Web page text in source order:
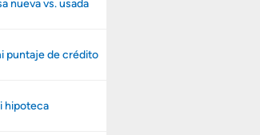
nueva vs. usada
puntaje de crédito
hipoteca